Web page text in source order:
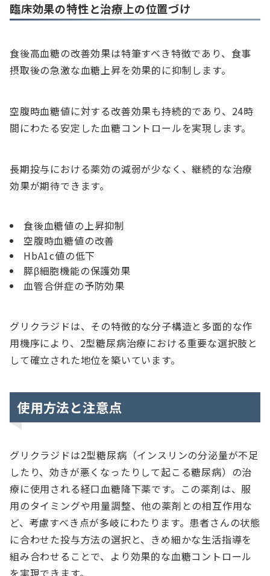
臨床効果の特性と治療上の位置づけ
食後高血糖の改善効果は特筆すべき特徴であり、食事
摂取後の急激な血糖上昇を効果的に抑制します。
空腹時血糖値に対する改善効果も持続的であり、24時
間にわたる安定した血糖コントロールを実現します。
長期投与における薬効の減弱が少なく、継続的な治療
効果が期待できます。
食後血糖値の上昇抑制
空腹時血糖値の改善
HbA1c値の低下
膵β細胞機能の保護効果
血管合併症の予防効果
グリクラジドは、その特徴的な分子構造と多面的な作
用機序により、2型糖尿病治療における重要な選択肢と
して確立された地位を築いています。
使用方法と注意点
グリクラジドは2型糖尿病（インスリンの分泌量が不足
したり、効きが悪くなったりして起こる糖尿病）の治
療に使用される経口血糖降下薬です。この薬剤は、服
用のタイミングや用量調整、他の薬剤との相互作用な
ど、考慮すべき点が多岐にわたります。患者さんの状態
に合わせた投与方法の選択と、きめ細かな生活指導を
組み合わせることで、より効果的な血糖コントロール